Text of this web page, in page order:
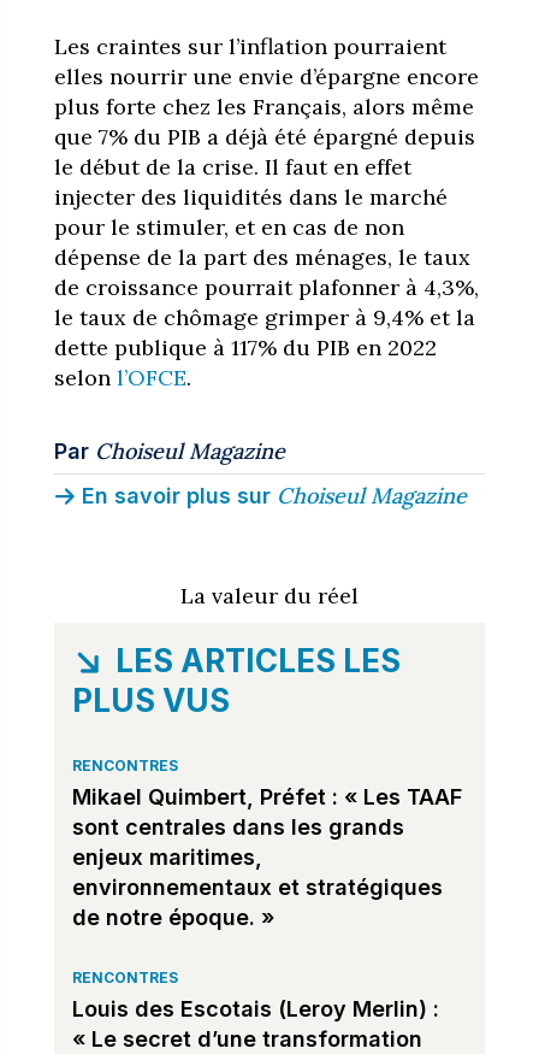
Les craintes sur l’inflation pourraient
elles nourrir une envie d’épargne encore
plus forte chez les Français, alors même
que 7% du PIB a déjà été épargné depuis
le début de la crise. Il faut en effet
injecter des liquidités dans le marché
pour le stimuler, et en cas de non
dépense de la part des ménages, le taux
de croissance pourrait plafonner à 4,3%,
le taux de chômage grimper à 9,4% et la
dette publique à 117% du PIB en 2022
selon l’OFCE.
Par Choiseul Magazine
En savoir plus sur Choiseul Magazine
La valeur du réel
LES ARTICLES LES
PLUS VUS
RENCONTRES
Mikael Quimbert, Préfet : « Les TAAF
sont centrales dans les grands
enjeux maritimes,
environnementaux et stratégiques
de notre époque. »
RENCONTRES
Louis des Escotais (Leroy Merlin) :
« Le secret d’une transformation